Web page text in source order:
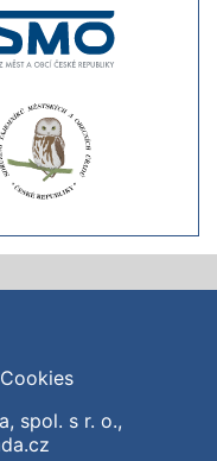
Cookies
spol. s r. o.,